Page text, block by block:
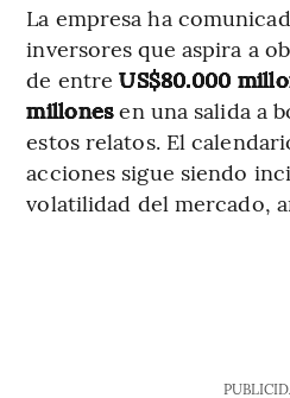
La empresa ha
inversores que aspira a
de entreUS$80.000
millonesen una salida a
estos relatos. El
acciones sigue siendo
volatilidad del mercado,